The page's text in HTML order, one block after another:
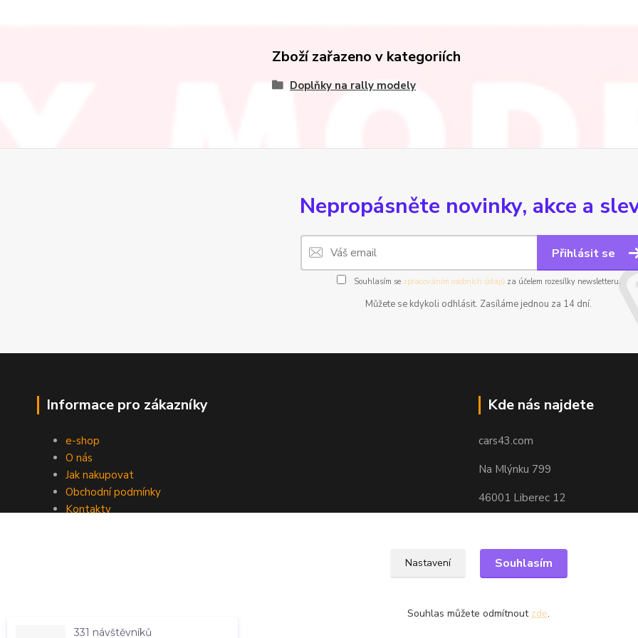
Zboží zařazeno v kategoriích
Doplňky na rally modely
Nepropásněte novinky, akce a
Přihlásit se
Souhlasím se zpracováním osobních údajůza účelem rozesílky newsletteru.
Můžete se kdykoli odhlásit. Zasíláme jednou za 14 dní.
Informace pro zákazníky
e-shop
O nás
Jak nakupovat
Obchodní podmínky
Kontakty
Kde nás najdete
cars43.com
Na Mlýnku 799
46001 Liberec 12
Nastavení Souhlasím
Souhlas můžete odmítnout zde.
Overenyweb.cz